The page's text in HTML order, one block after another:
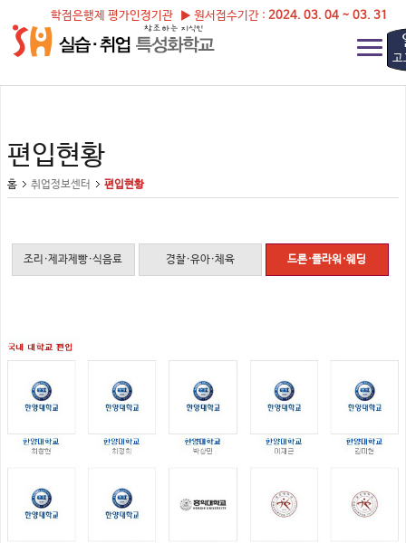
학점은행제 평가인정기관 ▶ 원서접수기간 : 2024. 03. 04 ~ 03. 31
고
편입현황
홈 취업정보센터 편입현황
조리·제과제빵·식음료 경찰·유아·체육 드론·플라워·웨딩